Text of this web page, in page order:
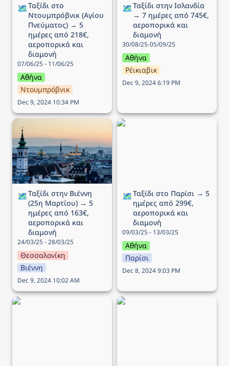
🗺️Ταξίδι στο
Ντουμπρόβνικ (Αγίου
Πνεύματος) → 5
ημέρες από 218€,
αεροπορικά και
διαμονή
07/06/25 - 11/06/25
Αθήνα
Ντουμπρόβνικ
Dec 9, 2024 10:34 PM
🗺️Ταξίδι στην Ισλανδία
→ 7 ημέρες από 745€,
αεροπορικά και
διαμονή
30/08/25-05/09/25
Αθήνα
Ρέικιαβικ
Dec 9, 2024 6:19 PM
Ταξίδι στην Βιέννη (25η
Μαρτίου) → 5 ημέρες
από 163€, αεροπορικά
και διαμονή
🗺️Ταξίδι στην Βιέννη
(25η Μαρτίου) → 5
ημέρες από 163€,
αεροπορικά και
διαμονή
24/03/25 - 28/03/25
Θεσσαλονίκη
Βιέννη
Dec 9, 2024 10:02 AM
Ταξίδι στο Παρίσι → 5
🗺️Ταξίδι στο Παρίσι → 5
ημέρες από 299€,
αεροπορικά και
διαμονή
09/03/25 - 13/03/25
Αθήνα
Παρίσι
Dec 8, 2024 9:03 PM
Ταξίδι στην Στοκχόλμη →
Ταξίδι στην Κοπεγχάγη →